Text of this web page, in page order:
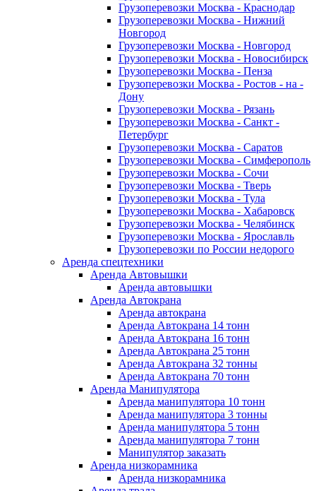
Грузоперевозки Москва - Краснодар
Грузоперевозки Москва - Нижний
Новгород
Грузоперевозки Москва - Новгород
Грузоперевозки Москва - Новосибирск
Грузоперевозки Москва - Пенза
Грузоперевозки Москва - Ростов - на -
Дону
Грузоперевозки Москва - Рязань
Грузоперевозки Москва - Санкт -
Петербург
Грузоперевозки Москва - Саратов
Грузоперевозки Москва - Симферополь
Грузоперевозки Москва - Сочи
Грузоперевозки Москва - Тверь
Грузоперевозки Москва - Тула
Грузоперевозки Москва - Хабаровск
Грузоперевозки Москва - Челябинск
Грузоперевозки Москва - Ярославль
Грузоперевозки по России недорого
Аренда спецтехники
Аренда Автовышки
Аренда автовышки
Аренда Автокрана
Аренда автокрана
Аренда Автокрана 14 тонн
Аренда Автокрана 16 тонн
Аренда Автокрана 25 тонн
Аренда Автокрана 32 тонны
Аренда Автокрана 70 тонн
Аренда Манипулятора
Аренда манипулятора 10 тонн
Аренда манипулятора 3 тонны
Аренда манипулятора 5 тонн
Аренда манипулятора 7 тонн
Манипулятор заказать
Аренда низкорамника
Аренда низкорамника